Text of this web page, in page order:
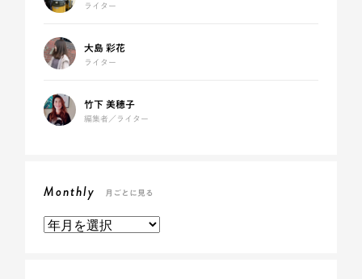
ライター
大島 彩花
ライター
竹下 美穂子
編集者／ライター
Monthly 月ごとに見る